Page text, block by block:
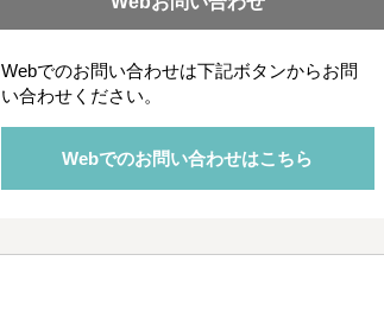
Webでのお問い合わせは下記ボタンからお問
い合わせください。
Webでのお問い合わせはこちら